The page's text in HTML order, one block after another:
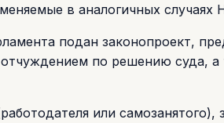
в аналогичных случаях
подан законопроект,
по решению суда,
или